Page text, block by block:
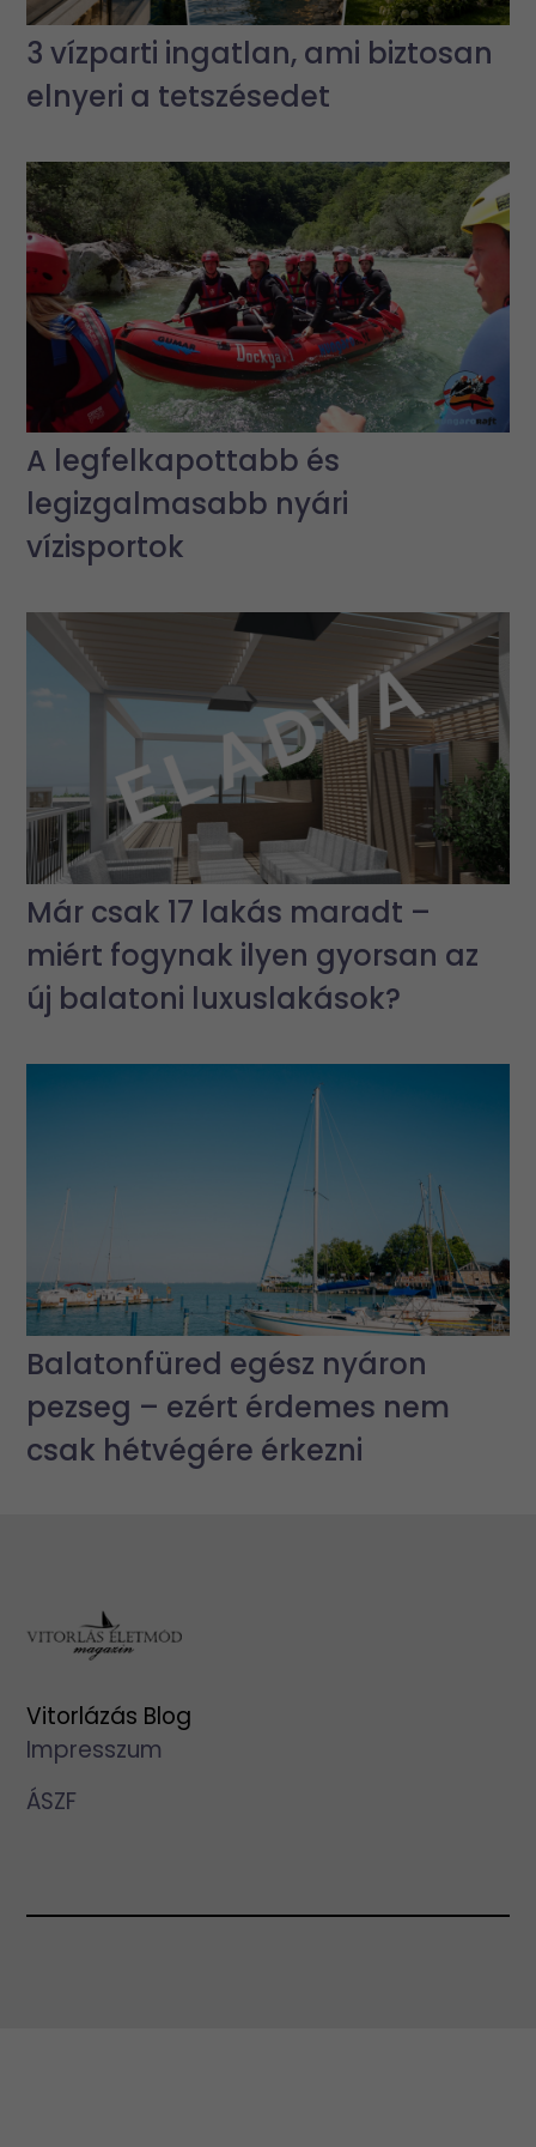
3 vízparti ingatlan, ami biztosan
elnyeri a tetszésedet
A legfelkapottabb és
legizgalmasabb nyári
vízisportok
Már csak 17 lakás maradt –
miért fogynak ilyen gyorsan az
új balatoni luxuslakások?
Balatonfüred egész nyáron
pezseg – ezért érdemes nem
csak hétvégére érkezni
Vitorlázás Blog
Impresszum
ÁSZF